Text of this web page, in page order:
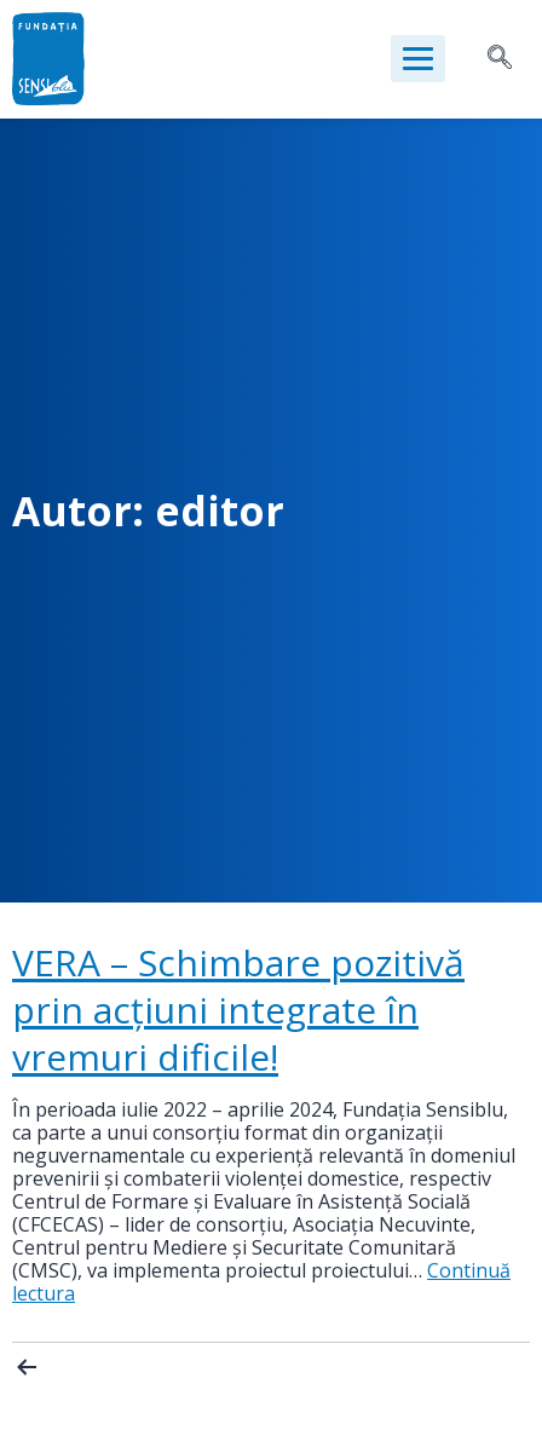
Autor: editor
VERA – Schimbare pozitivă
prin acțiuni integrate în
vremuri dificile!
În perioada iulie 2022 – aprilie 2024, Fundația Sensiblu,
ca parte a unui consorțiu format din organizații
neguvernamentale cu experiență relevantă în domeniul
prevenirii și combaterii violenței domestice, respectiv
Centrul de Formare și Evaluare în Asistență Socială
(CFCECAS) – lider de consorțiu, Asociaţia Necuvinte,
Centrul pentru Mediere și Securitate Comunitară
(CMSC), va implementa proiectul proiectului… Continuă
lectura